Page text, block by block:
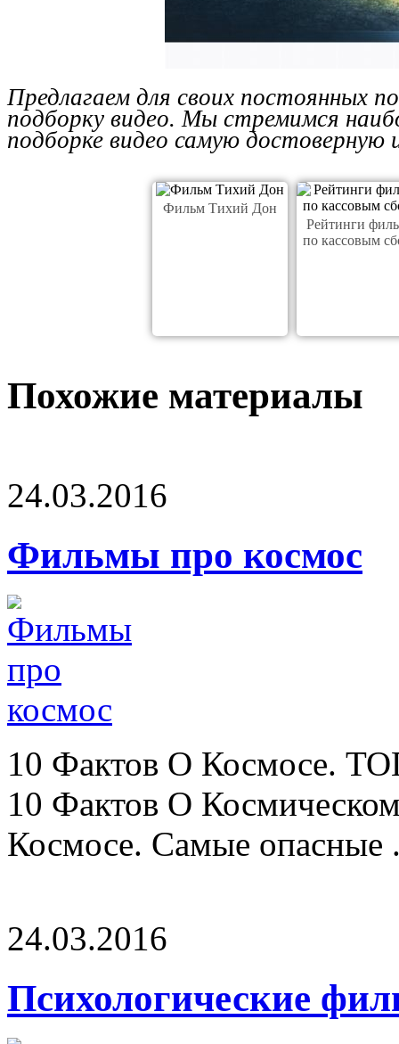
Предлагаем для своих постоянных
подборку видео. Мы стремимся
подборке видео самую
Фильм Тихий Дон
Рейтинги
по кассовым
Похожие материалы
24.03.2016
Фильмы про космос
10 Фактов О Космосе.
10 Фактов О
Космосе. Самые опасные
24.03.2016
Психологические